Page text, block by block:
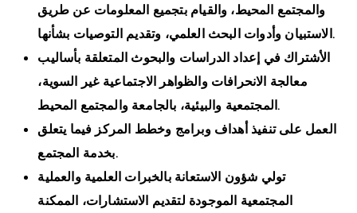
والمجتمع المحيط، والقيام بتجميع المعلومات عن طريق
الاستبيان وأدوات البحث العلمي، وتقديم التوصيات بشأنها.
الأشتراك في إعداد الدراسات والبحوث المتعلقة بأساليب
معالجة الانحرافات والظواهر الاجتماعية غير السوية،
المجتمعية والبيئية، بالجامعة والمجتمع المحيط.
العمل على تنفيذ أهداف وبرامج وخطط المركز فيما يتعلق
بخدمة المجتمع.
تولي شؤون الاستعانة بالخبرات العلمية والعملية
المجتمعية الموجودة لتقديم الاستشارات، الممكنة